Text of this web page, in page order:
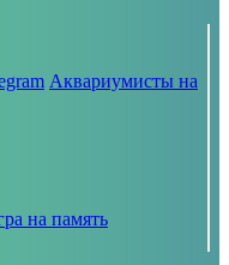
Аквариумисты на
на память